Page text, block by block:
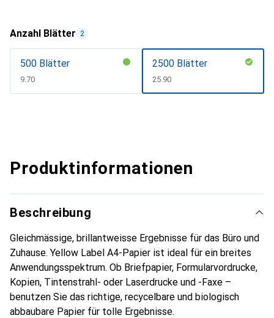
Anzahl Blätter 2
500 Blätter
CHF
9.70
2500 Blätter
CHF
25.90
Produktinformationen
Beschreibung
Gleichmässige, brillantweisse Ergebnisse für das Büro und
Zuhause. Yellow Label A4-Papier ist ideal für ein breites
Anwendungsspektrum. Ob Briefpapier, Formularvordrucke,
Kopien, Tintenstrahl- oder Laserdrucke und -Faxe –
benutzen Sie das richtige, recycelbare und biologisch
abbaubare Papier für tolle Ergebnisse.